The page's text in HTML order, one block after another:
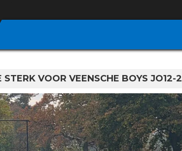
STERK VOOR VEENSCHE BOYS JO12-2